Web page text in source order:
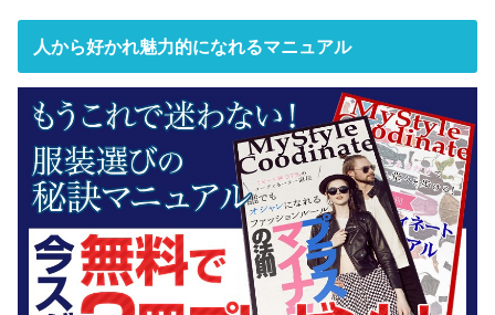
人から好かれ魅力的になれるマニュアル